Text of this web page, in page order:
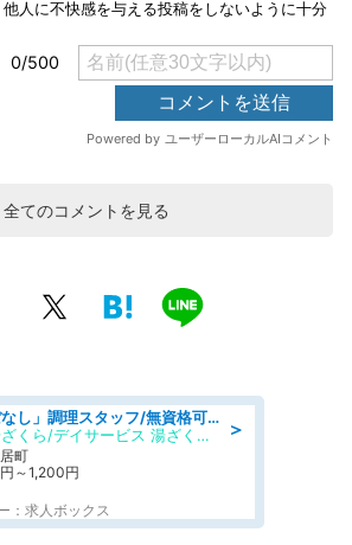
全てのコメントを見る
＞
「残業ほぼなし」調理スタッフ/無資格可/正職員/日勤のみ/デイサービス/社会保障完備
株式会社湯ざくら/デイサービス 湯ざくらケアリゾート
町
～1,200円
：求人ボックス